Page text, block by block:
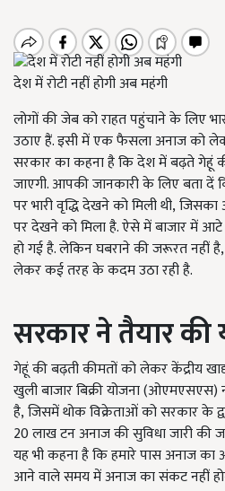
देश में रोटी नहीं होगी अब महंगी
लोगों की जेब को राहत पहुंचाने के लिए
उठाए हैं. इसी में एक फैसला अनाज को
सरकार का कहना है कि देश में बढ़ते गेहूं
जाएगी. आपकी जानकारी के लिए बता दें
पर भारी वृद्धि देखने को मिली थी,जिसका
पर देखने को मिला है. ऐसे में बाजार में
हो गई है. लेकिन घबराने की जरूरत नहीं है,
लेकर कई तरह के कदम उठा रही है.
सरकार ने तैयार की
गेहूं की बढ़ती कीमतों को लेकर केंद्रीय
खुली बाजार बिक्री योजना (ओएमएसएस)
है,जिसमें थोक विक्रेताओं को सरकार के
20 लाख टन अनाज की सुविधा जारी की
यह भी कहना है कि हमारे पास अनाज
आने वाले समय में अनाज का संकट नहीं